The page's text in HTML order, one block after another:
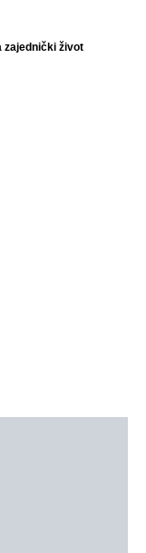
zajednički život